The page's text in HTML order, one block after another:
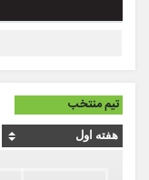
تیم منتخب